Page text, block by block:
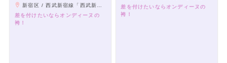
新宿区 / 西武新宿線「西武新宿駅」と直結、地下鉄大江戸線 「新宿西口駅」より徒歩2分、JR線・地下鉄・小田急線・京王線「新宿駅」より徒歩5分
差を付けたいならオンディーヌの
袴！
差を付けたいならオンディーヌの
袴！